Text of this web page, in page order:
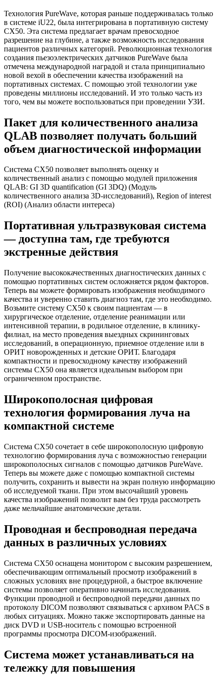
Технология PureWave, которая раньше поддерживалась только
в системе iU22, была интегрирована в портативную систему
CX50. Эта система предлагает врачам превосходное
разрешение на глубине, а также возможность исследования
пациентов различных категорий. Революционная технология
создания пьезоэлектрических датчиков PureWave была
отмечена международной наградой и стала принципиально
новой вехой в обеспечении качества изображений на
портативных системах. С помощью этой технологии уже
проведены миллионы исследований. И это только часть из
того, чем вы можете воспользоваться при проведении УЗИ.
Пакет для количественного анализа
QLAB позволяет получать больший
объем диагностической информации
Система CX50 позволяет выполнять оценку и
количественный анализ с помощью модулей приложения
QLAB: GI 3D quantification (GI 3DQ) (Модуль
количественного анализа 3D-исследований), Region of interest
(ROI) (Анализ области интереса)
Портативная ультразвуковая система
— доступна там, где требуются
экстренные действия
Получение высококачественных диагностических данных с
помощью портативных систем осложняется рядом факторов.
Теперь вы можете формировать изображения необходимого
качества и уверенно ставить диагноз там, где это необходимо.
Возьмите систему CX50 к своим пациентам — в
хирургическое отделение, отделение реанимации или
интенсивной терапии, в родильное отделение, в клинику-
филиал, на место проведения выездных скрининговых
исследований, в операционную, приемное отделение или в
ОРИТ новорожденных и детские ОРИТ. Благодаря
компактности и превосходному качеству изображений
системы CX50 она является идеальным выбором при
ограниченном пространстве.
Широкополосная цифровая
технология формирования луча на
компактной системе
Система CX50 сочетает в себе широкополосную цифровую
технологию формирования луча с возможностью генерации
широкополосных сигналов с помощью датчиков PureWave.
Теперь вы можете даже с помощью компактной системы
получить, сохранить и вывести на экран полную информацию
об исследуемой ткани. При этом высочайший уровень
качества изображений позволит вам без труда рассмотреть
даже мельчайшие анатомические детали.
Проводная и беспроводная передача
данных в различных условиях
Система CX50 оснащена монитором с высоким разрешением,
обеспечивающим оптимальный просмотр изображений в
сложных условиях вне процедурной, а быстрое включение
системы позволяет оперативно начинать исследования.
Функции проводной и беспроводной передачи данных по
протоколу DICOM позволяют связываться с архивом PACS в
любых ситуациях. Можно также экспортировать данные на
диск DVD и USB-носитель с помощью встроенной
программы просмотра DICOM-изображений.
Система может устанавливаться на
тележку для повышения